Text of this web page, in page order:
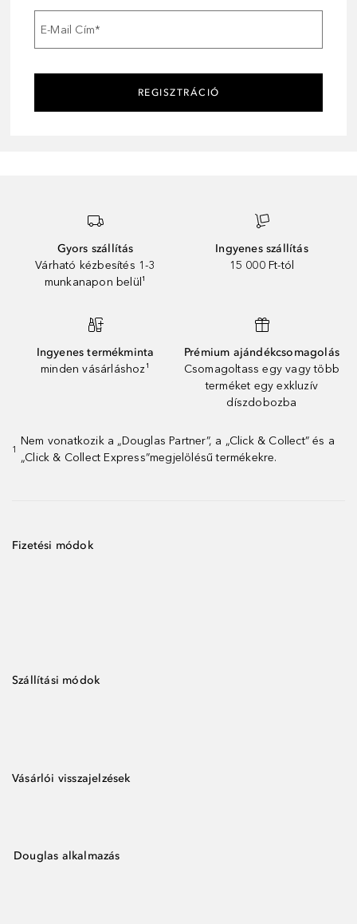
E-Mail Cím*
REGISZTRÁCIÓ
Gyors szállítás
Várható kézbesítés 1-3
munkanapon belül¹
Ingyenes szállítás
15 000 Ft-tól
Ingyenes termékminta
minden vásárláshoz¹
Prémium ajándékcsomagolás
Csomagoltass egy vagy több
terméket egy exkluzív
díszdobozba
1
Nem vonatkozik a „Douglas Partner”, a „Click & Collect” és a
„Click & Collect Express”megjelölésű termékekre.
Fizetési módok
Szállítási módok
Vásárlói visszajelzések
Douglas alkalmazás